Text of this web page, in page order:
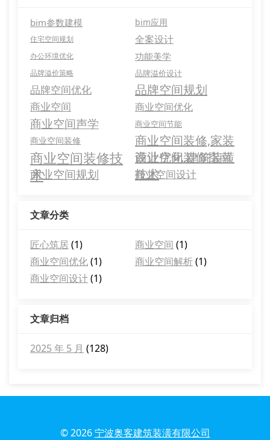
bim参数建模 bim应用
住宅空间规划 全案设计
办公环境优化 功能美学
品牌溢价策略 品牌溢价设计
品牌空间优化 品牌空间规划
商业空间 商业空间优化
商业空间声学 商业空间节能
商业空间装修
商业空间装修,家装
设计优化,建筑装潢
技术
商业空间装修技
术
商业空间装修指南
商业空间规划 商业空间设计
文章分类
匠心筑居 (1) 商业空间 (1)
商业空间优化(1) 商业空间解析(1)
商业空间设计(1)
文章归档
2025 年 5 月 (128)
© 2026宁波奥客建筑装潢有限公司